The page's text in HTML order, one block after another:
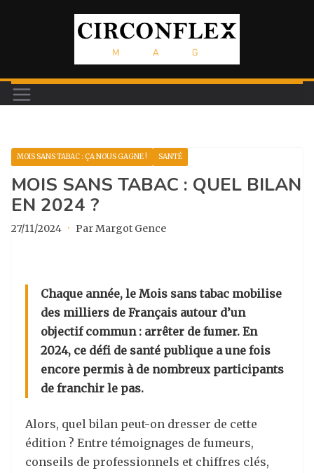
MOIS SANS TABAC : ÇA NOUS GAGNE ! SANTÉ
MOIS SANS TABAC : QUEL BILAN
EN 2024 ?
27/11/2024 · Par Margot Gence
Chaque année, le Mois sans tabac mobilise
des milliers de Français autour d’un
objectif commun : arrêter de fumer. En
2024, ce défi de santé publique a une fois
encore permis à de nombreux participants
de franchir le pas.
Alors, quel bilan peut-on dresser de cette
édition ? Entre témoignages de fumeurs,
conseils de professionnels et chiffres clés,